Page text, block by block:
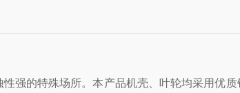
强的特殊场所。本产品机壳、叶轮均采用优质